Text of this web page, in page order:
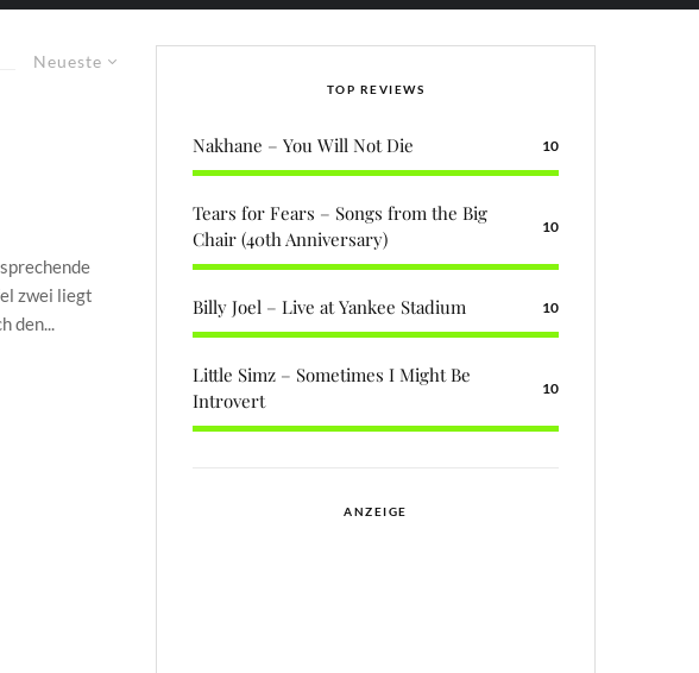
Neueste
zwei liegt
den...
TOP REVIEWS
Nakhane – You Will Not Die 10
Tears for Fears – Songs from the Big
Chair (40th Anniversary)
10
Billy Joel – Live at Yankee Stadium 10
Little Simz – Sometimes I Might Be
Introvert
10
ANZEIGE